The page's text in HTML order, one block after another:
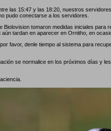
las 15:47 y las 18:20, nuestros
pudo conectarse a los servidores.
Biolovision tomaron medidas iniciales
tardan en aparecer en Ornitho, en
por favor, denle tiempo al sistema para
se normalice en los próximos días y